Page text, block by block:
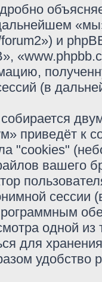
и
(в
приведёт к
"cookies"
вашего
сессии
одной
для
удобство